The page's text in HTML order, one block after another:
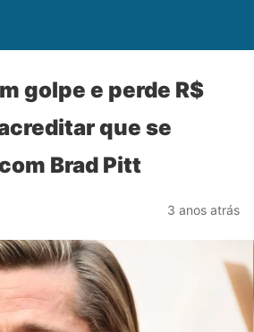
golpe e perde R$
que se
Brad Pitt
3 anos atrás